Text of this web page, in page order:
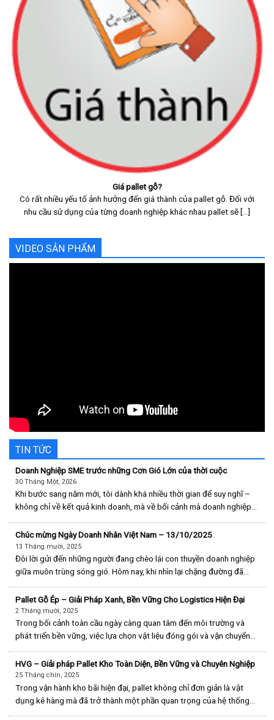
Giá pallet gỗ?
Có rất nhiều yếu tố ảnh hưởng đến giá thành của pallet gỗ. Đối với
nhu cầu sử dụng của từng doanh nghiệp khác nhau pallet sẽ [...]
VIDEO SẢN PHẨM
TIN TỨC
Doanh Nghiệp SME trước những Cơn Gió Lớn của thời cuộc
30 Tháng Một, 2026
Khi bước sang năm mới, tôi dành khá nhiều thời gian để suy nghĩ –
không chỉ về kết quả kinh doanh, mà về bối cảnh mà doanh nghiệp
phức tạp hơn rất nhiều so với [...]
Chúc mừng Ngày Doanh Nhân Việt Nam – 13/10/2025
13 Tháng mười, 2025
Đôi lời gửi đến những người đang chèo lái con thuyền doanh nghiệp
giữa muôn trùng sóng gió. Hôm nay, khi nhìn lại chặng đường đã
những người làm chủ, dù là một xưởng gỗ nhỏ, một [...]
Pallet Gỗ Ép – Giải Pháp Xanh, Bền Vững Cho Logistics Hiện Đại
2 Tháng mười, 2025
Trong bối cảnh toàn cầu ngày càng quan tâm đến môi trường và
phát triển bền vững, việc lựa chọn vật liệu đóng gói và vận chuyển
môi trường và hình ảnh thương hiệu. [...]
HVG – Giải pháp Pallet Kho Toàn Diện, Bền Vững và Chuyên Nghiệp
25 Tháng chín, 2025
Trong vận hành kho bãi hiện đại, pallet không chỉ đơn giản là vật
dụng kê hàng mà đã trở thành một phần quan trọng của hệ thống